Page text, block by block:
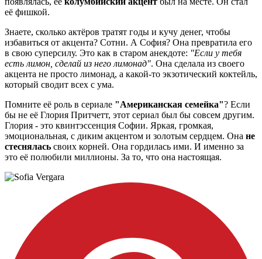
её фишкой.
Знаете, сколько актёров тратят годы и кучу денег, чтобы
избавиться от акцента? Сотни. А София? Она превратила его
в свою суперсилу. Это как в старом анекдоте: "Если у тебя
есть лимон, сделай из него лимонад". Она сделала из своего
акцента не просто лимонад, а какой-то экзотический коктейль,
который сводит всех с ума.
Помните её роль в сериале "Американская семейка"? Если
бы не её Глория Притчетт, этот сериал был бы совсем другим.
Глория - это квинтэссенция Софии. Яркая, громкая,
эмоциональная, с диким акцентом и золотым сердцем. Она не
стеснялась своих корней. Она гордилась ими. И именно за
это её полюбили миллионы. За то, что она настоящая.